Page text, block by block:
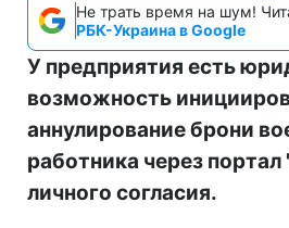
Не трать время на шум!
РБК-Украина в Google
У предприятия есть
возможность
аннулирование брони
работника через портал
личного согласия.